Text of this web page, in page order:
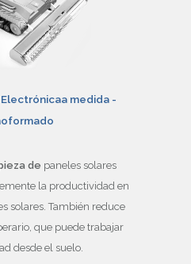
de paneles solares
la productividad en
solares. También reduce
que puede trabajar
desde el suelo.
Electrónicaa medida -